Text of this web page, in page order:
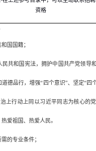
资格
和国国籍；
和国宪法，拥护中国共产党领导和
德品行，增强“四个意识”、坚定“四
上行动上同以习近平同志为核心的
爱祖国、热爱人民。
的专业条件；